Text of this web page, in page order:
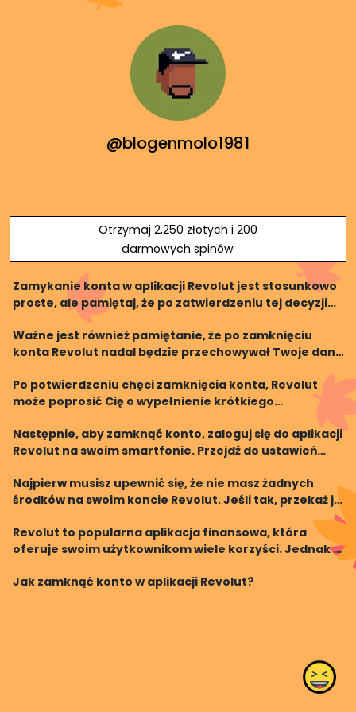
@blogenmolo1981
Otrzymaj 2,250 złotych i 200
darmowych spinów
Zamykanie konta w aplikacji Revolut jest stosunkowo
proste, ale pamiętaj, że po zatwierdzeniu tej decyzji
nie będzie już możliwości powrotu do konta ani
odzyskania zapisanych danych. Przed podjęciem t
Ważne jest również pamiętanie, że po zamknięciu
konta Revolut nadal będzie przechowywał Twoje dane
Jeżeli masz jakiekolwiek pytania lub wątpliwości
Po potwierdzeniu chęci zamknięcia konta, Revolut
może poprosić Cię o wypełnienie krótkiego
przyczynę zamknięcia konta oraz inne szczegóły.
Wypełnij go uważni
Następnie, aby zamknąć konto, zaloguj się do aplikacji
Revolut na swoim smartfonie. Przejdź do ustawień
opcji zostaniesz poproszony o potwierdzenie
Najpierw musisz upewnić się, że nie masz żadnych
środków na swoim koncie Revolut. Jeśli tak, przekaż je
potrzeby. Pamiętaj, że po zamknięciu konta nie bę
Revolut to popularna aplikacja finansowa, która
oferuje swoim użytkownikom wiele korzyści. Jednak z
zamknięcie swojego konta w tej applikacji. Może to
Jak zamknąć konto w aplikacji Revolut?